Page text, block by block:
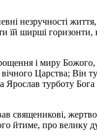
незручності
ширші горизонти,
і миру
Царства; Він
турботу
священикові,
йтиме, про велику